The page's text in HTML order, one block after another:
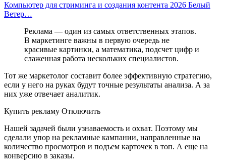
Компьютер для стриминга и создания контента 2026 Белый
Ветер…
Реклама — один из самых ответственных этапов.
В маркетинге важны в первую очередь не
красивые картинки, а математика, подсчет цифр и
слаженная работа нескольких специалистов.
Тот же маркетолог составит более эффективную стратегию,
если у него на руках будут точные результаты анализа. А за
них уже отвечает аналитик.
Купить рекламу Отключить
Нашей задачей были узнаваемость и охват. Поэтому мы
сделали упор на рекламные кампании, направленные на
количество просмотров и подъем карточек в топ. А еще на
конверсию в заказы.